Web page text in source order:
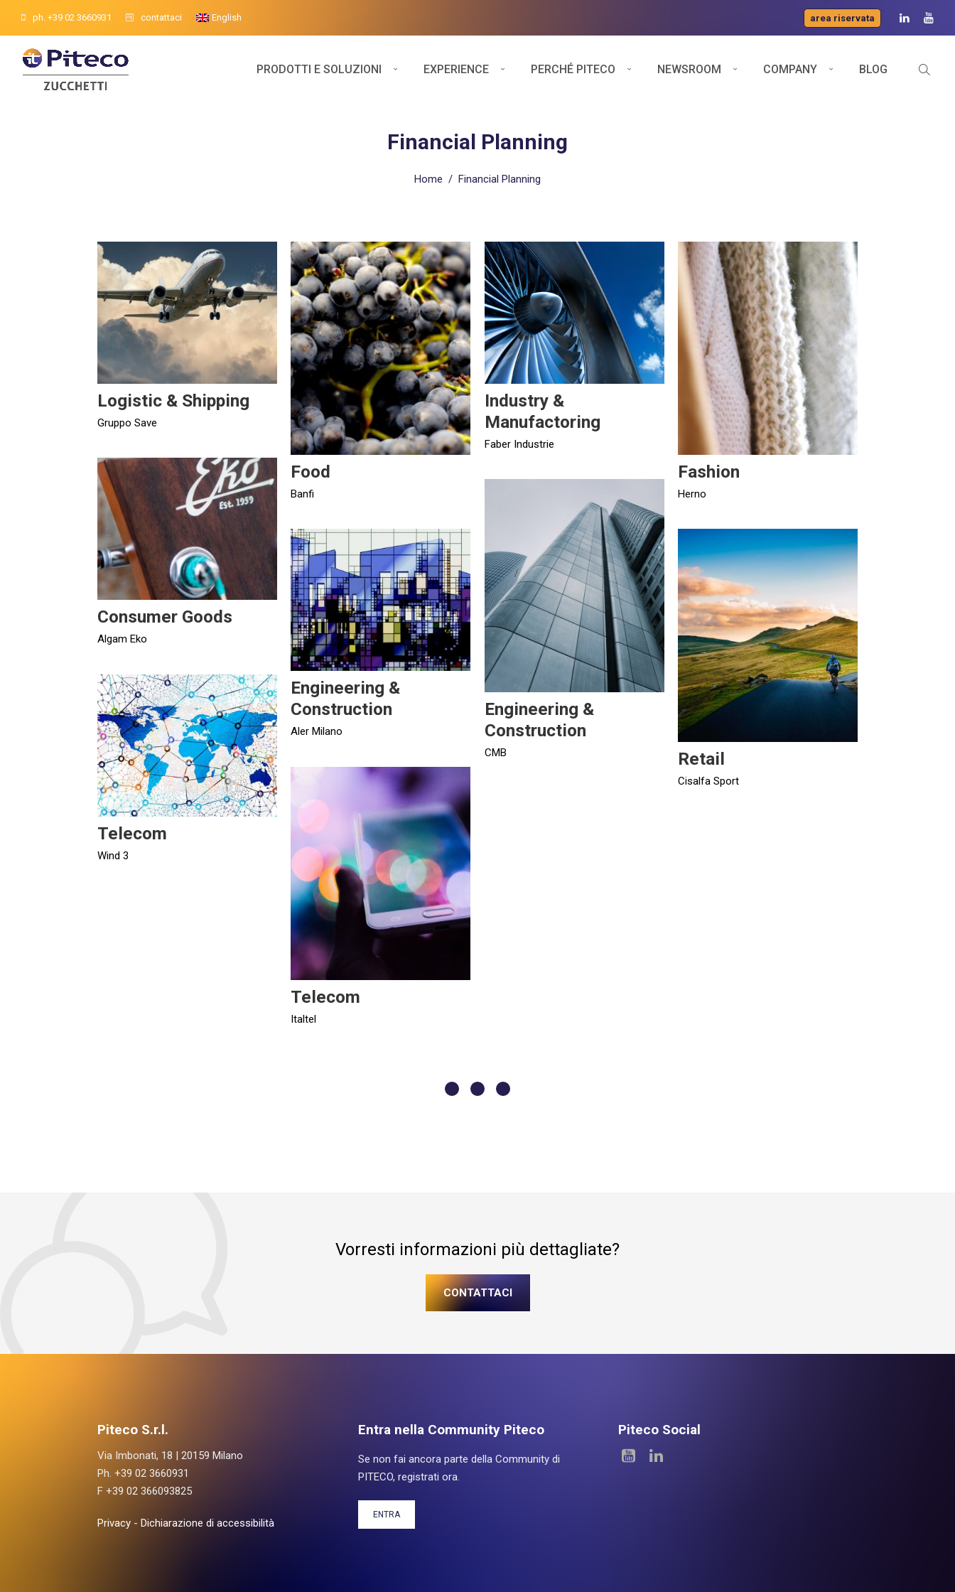
ph. +39 02 3660931 contattaci English area riservata
PRODOTTI E SOLUZIONI EXPERIENCE PERCHÉ PITECO NEWSROOM COMPANY BLOG
Financial Planning
Home / Financial Planning
Gruppo Save
Logistic & Shipping
Banfi
Food
Faber Industrie
Industry &
Manufactoring
Herno
Fashion
Algam Eko
Consumer Goods
CMB
Engineering &
Construction
Aler Milano
Engineering &
Construction
Cisalfa Sport
Retail
Wind 3
Telecom
Italtel
Telecom
Vorresti informazioni più dettagliate?
CONTATTACI
Piteco S.r.l.
Via Imbonati, 18 | 20159 Milano
Ph. +39 02 3660931
F +39 02 366093825
Privacy - Dichiarazione di accessibilità
Entra nella Community Piteco
Se non fai ancora parte della Community di
PITECO, registrati ora.
ENTRA
Piteco Social